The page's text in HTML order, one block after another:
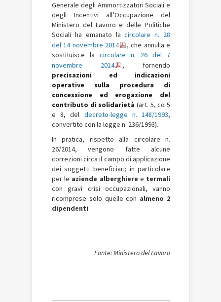
Generale degli Ammortizzatori Sociali e
degli Incentivi all’Occupazione del
Ministero del Lavoro e delle Politiche
Sociali ha emanato lacircolare n. 28
del 14 novembre 2014
, che annulla e
sostituisce la circolare n. 26 del 7
novembre 2014
, fornendo
precisazioni ed indicazioni
operative sulla procedura di
concessione ed erogazione del
contributo di solidarietà (art. 5, co 5
e 8, del decreto-legge n. 148/1993,
convertito con la legge n. 236/1993).
In pratica, rispetto alla circolare n.
26/2014, vengono fatte alcune
correzioni circa il campo di applicazione
dei soggetti beneficiari; in particolare
per le aziende alberghiere e termali
con gravi crisi occupazionali, vanno
ricomprese solo quelle con almeno 2
dipendenti.
Fonte: Ministero del Lavoro